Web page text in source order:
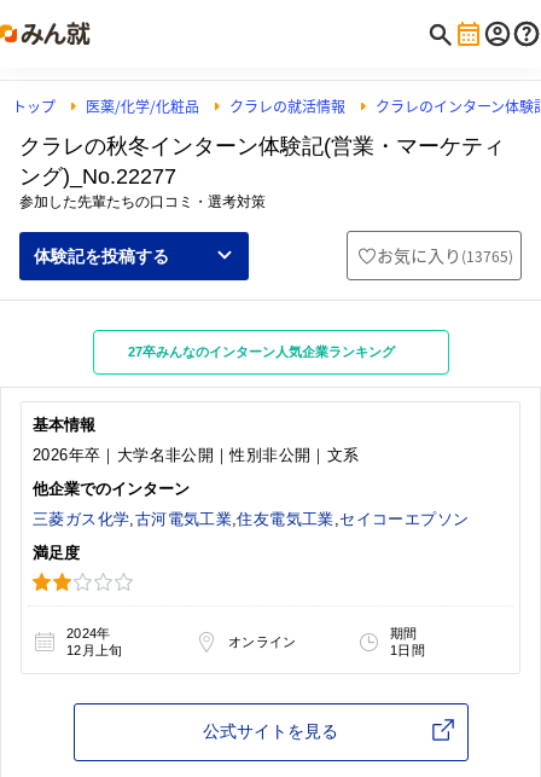
トップ 医薬/化学/化粧品 クラレの就活情報 クラレのインターン体験
クラレの秋冬インターン体験記(営業・マーケティ
ング)_No.22277
参加した先輩たちの口コミ・選考対策
体験記を投稿する お気に入り (13765)
27卒みんなのインターン人気企業ランキング
基本情報
2026年卒｜大学名非公開｜性別非公開｜文系
他企業でのインターン
三菱ガス化学,古河電気工業,住友電気工業,セイコーエプソン
満足度
2024年
12月上旬
オンライン
期間
1日間
公式サイトを見る